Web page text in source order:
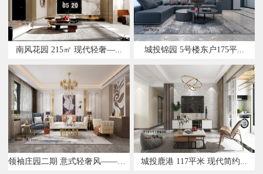
南风花园 215㎡ 现代轻奢—... 城投锦园 5号楼东户175平...
城投鹿港 117平米 现代简约...